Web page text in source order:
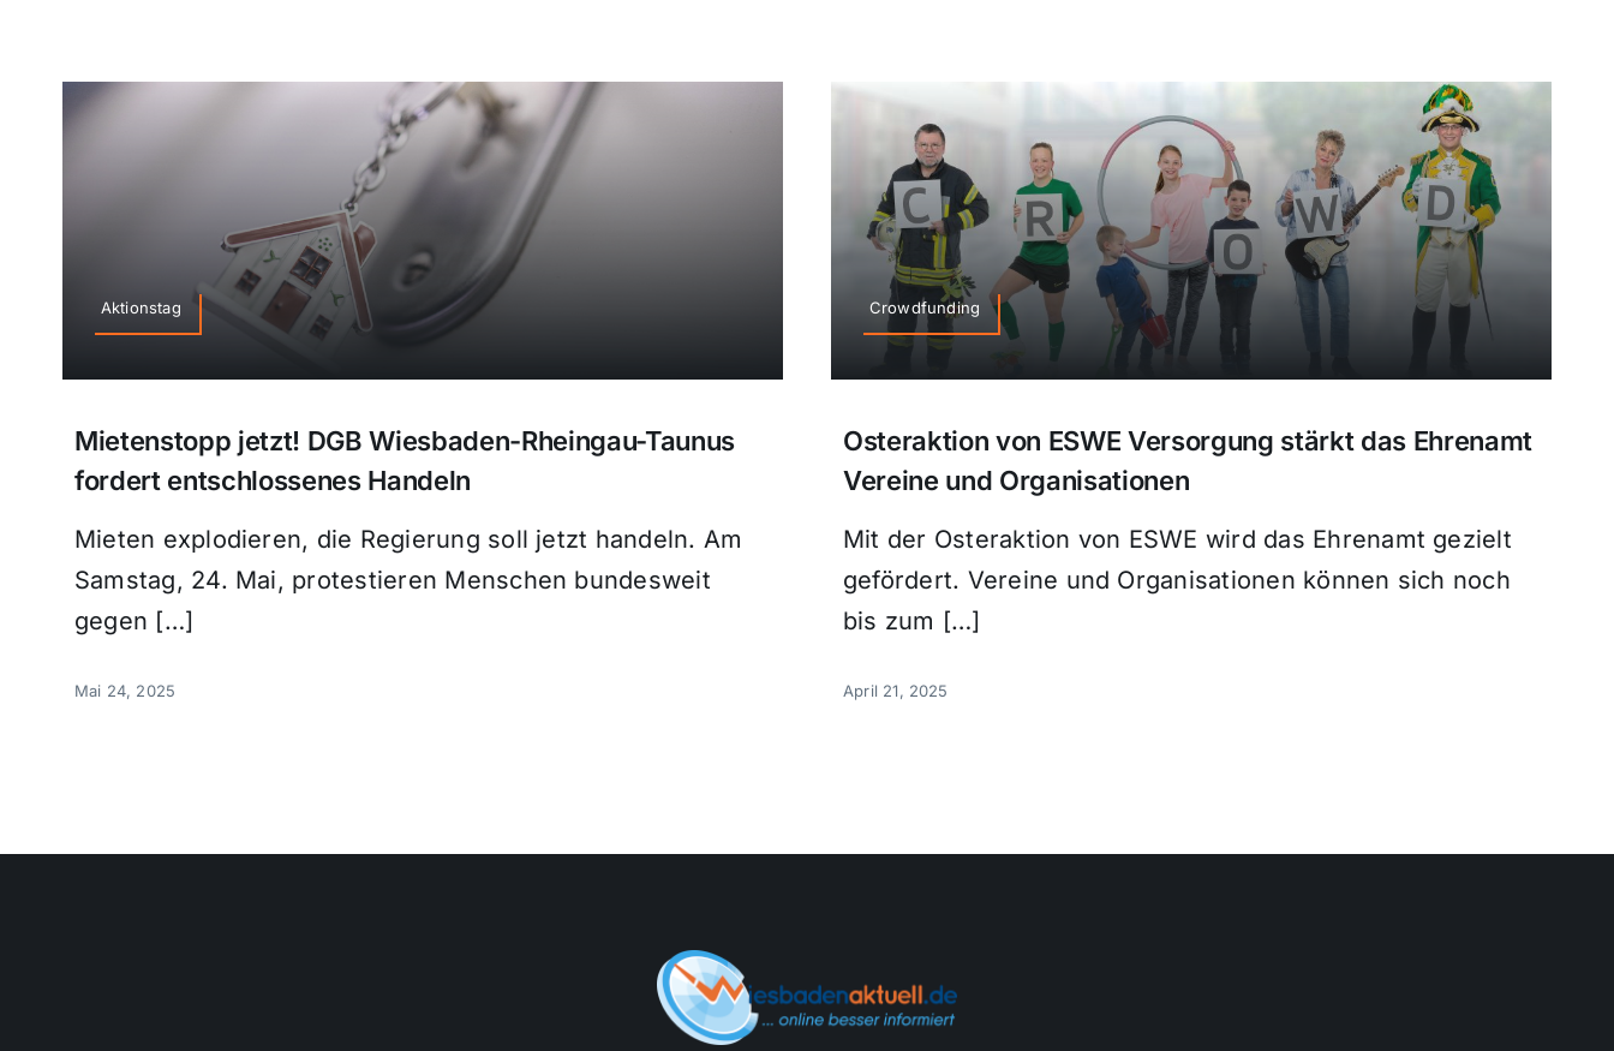
Aktionstag
Mietenstopp jetzt! DGB Wiesbaden-Rheingau-Taunus
fordert entschlossenes Handeln
Mieten explodieren, die Regierung soll jetzt handeln. Am
Samstag, 24. Mai, protestieren Menschen bundesweit
gegen […]
Mai 24, 2025
Crowdfunding
Osteraktion von ESWE Versorgung stärkt das Ehrenamt
Vereine und Organisationen
Mit der Osteraktion von ESWE wird das Ehrenamt gezielt
gefördert. Vereine und Organisationen können sich noch
bis zum […]
April 21, 2025